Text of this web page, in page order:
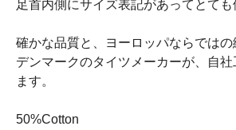
足首内側にサイズ表記があってとても
確かな品質と、ヨーロッパならではの
デンマークのタイツメーカーが、自
ます。
50%Cotton